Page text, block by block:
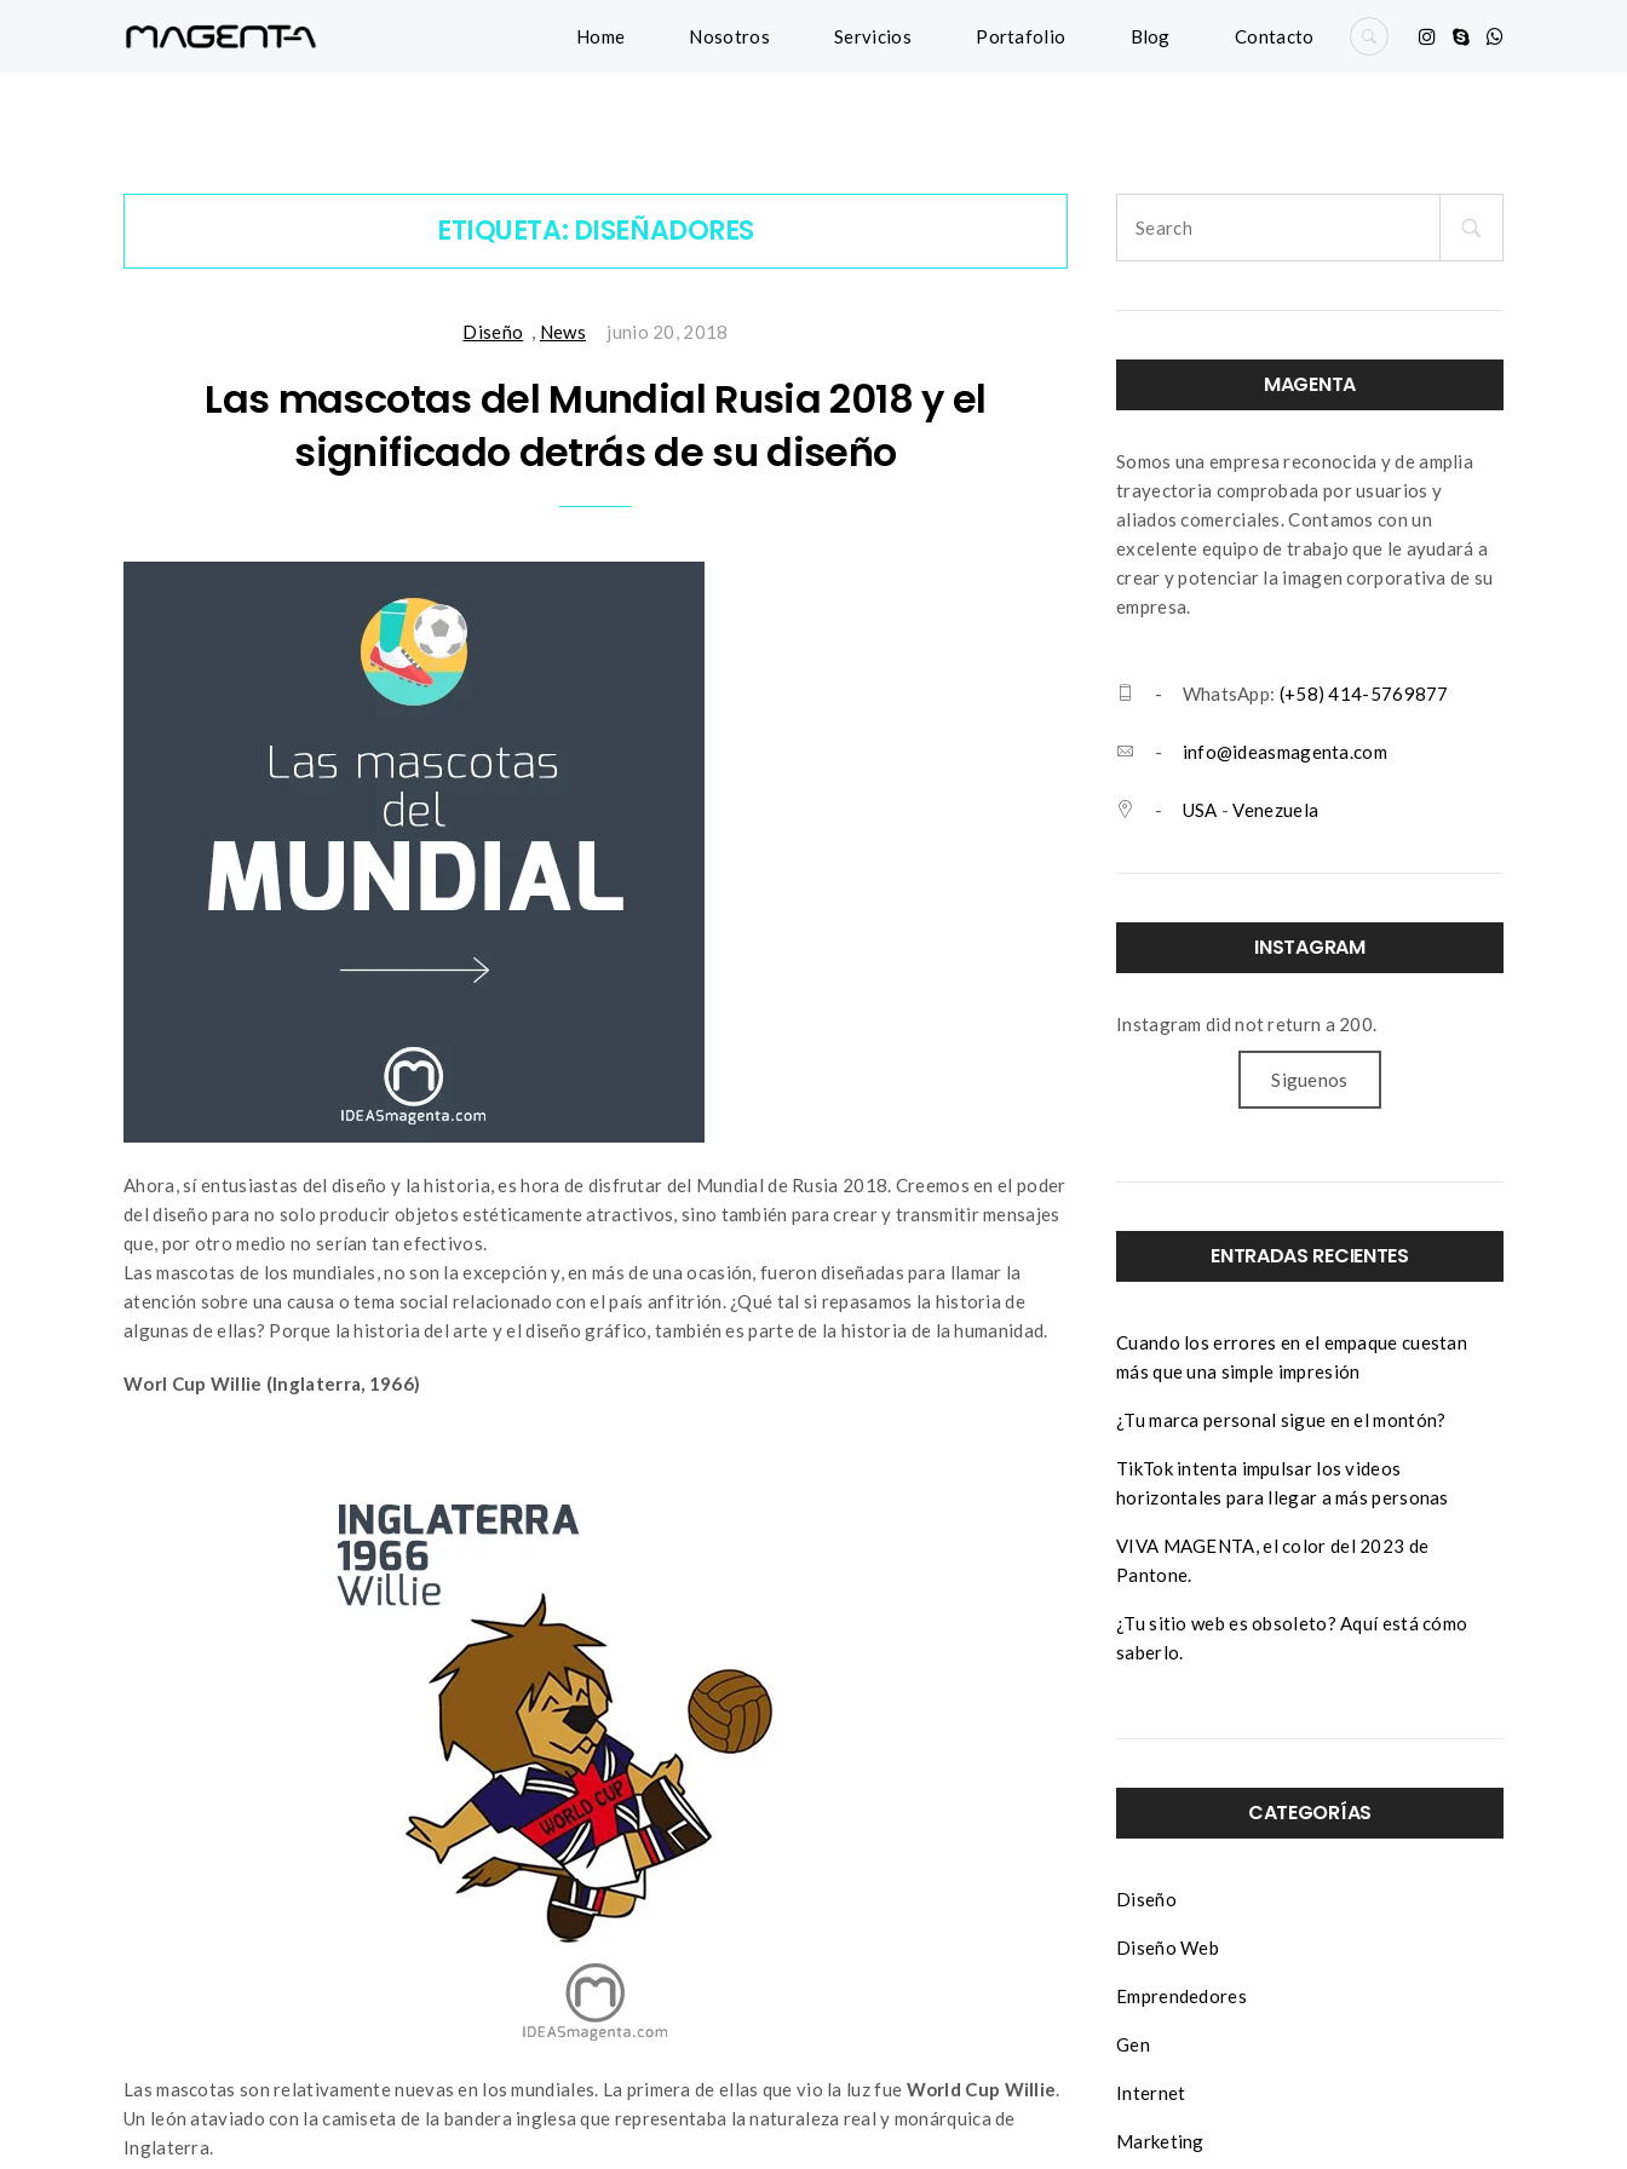
Home Nosotros Servicios Portafolio Blog Contacto
ETIQUETA: DISEÑADORES
Diseño , News junio 20, 2018
Las mascotas del Mundial Rusia 2018 y el
significado detrás de su diseño
Ahora, sí entusiastas del diseño y la historia, es hora de disfrutar del Mundial de Rusia 2018. Creemos en el poder
del diseño para no solo producir objetos estéticamente atractivos, sino también para crear y transmitir mensajes
que, por otro medio no serían tan efectivos.
Las mascotas de los mundiales, no son la excepción y, en más de una ocasión, fueron diseñadas para llamar la
atención sobre una causa o tema social relacionado con el país anfitrión. ¿Qué tal si repasamos la historia de
algunas de ellas? Porque la historia del arte y el diseño gráfico, también es parte de la historia de la humanidad.
Worl Cup Willie (Inglaterra, 1966)
Las mascotas son relativamente nuevas en los mundiales. La primera de ellas que vio la luz fue World Cup Willie.
Un león ataviado con la camiseta de la bandera inglesa que representaba la naturaleza real y monárquica de
Inglaterra.
for:
MAGENTA
Somos una empresa reconocida y de amplia
trayectoria comprobada por usuarios y
aliados comerciales. Contamos con un
excelente equipo de trabajo que le ayudará a
crear y potenciar la imagen corporativa de su
empresa.
- WhatsApp: (+58) 414-5769877
- info@ideasmagenta.com
- USA -Venezuela
INSTAGRAM
Instagram did not return a 200.
Siguenos
ENTRADAS RECIENTES
Cuando los errores en el empaque cuestan
más que una simple impresión
¿Tu marca personal sigue en el montón?
TikTok intenta impulsar los videos
horizontales para llegar a más personas
VIVA MAGENTA, el color del 2023 de
Pantone.
¿Tu sitio web es obsoleto? Aquí está cómo
saberlo.
CATEGORÍAS
Diseño
Diseño Web
Emprendedores
Gen
Internet
Marketing